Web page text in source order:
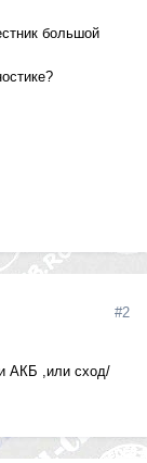
большой
#2
АКБ ,или сход/